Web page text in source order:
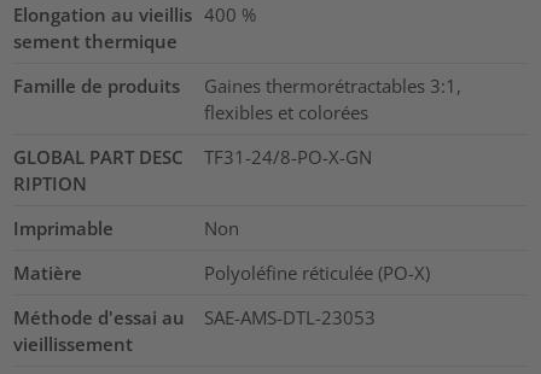
Elongation au vieillis
sement thermique
400 %
Famille de produits
Gaines thermorétractables 3:1,
flexibles et colorées
GLOBAL PART DESC
RIPTION
TF31-24/8-PO-X-GN
Imprimable
Non
Matière
Polyoléfine réticulée (PO-X)
Méthode d'essai au
vieillissement
SAE-AMS-DTL-23053